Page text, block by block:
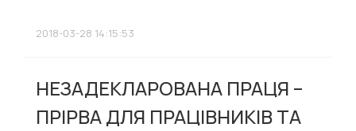
2018-03-28 14:15:53
НЕЗАДЕКЛАРОВАНА ПРАЦЯ –
ПРІРВА ДЛЯ ПРАЦІВНИКІВ ТА